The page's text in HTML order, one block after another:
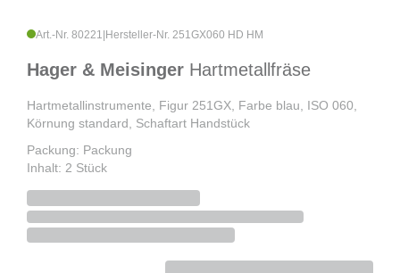
Art.-Nr. 80221 Hersteller-Nr. 251GX060 HD HM
Hager & Meisinger Hartmetallfräse
Hartmetallinstrumente, Figur 251GX, Farbe blau, ISO 060,
Körnung standard, Schaftart Handstück
Packung: Packung
Inhalt: 2 Stück